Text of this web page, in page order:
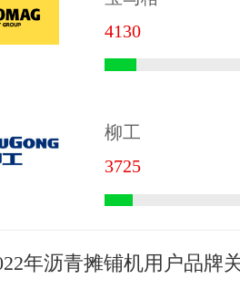
4130
柳工
3725
年沥青摊铺机用户品牌